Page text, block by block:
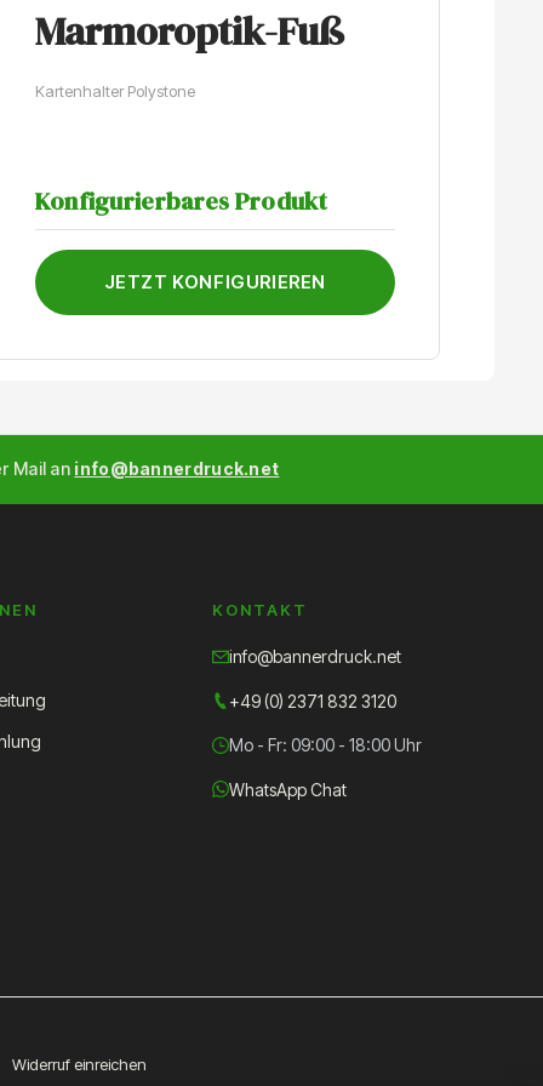
Marmoroptik-Fuß
Kartenhalter Polystone
Konfigurierbares Produkt
JETZT KONFIGURIEREN
Mail an info@bannerdruck.net
KONTAKT
info@bannerdruck.net
+49 (0) 2371 832 3120
Mo - Fr: 09:00 - 18:00 Uhr
WhatsApp Chat
Widerruf einreichen